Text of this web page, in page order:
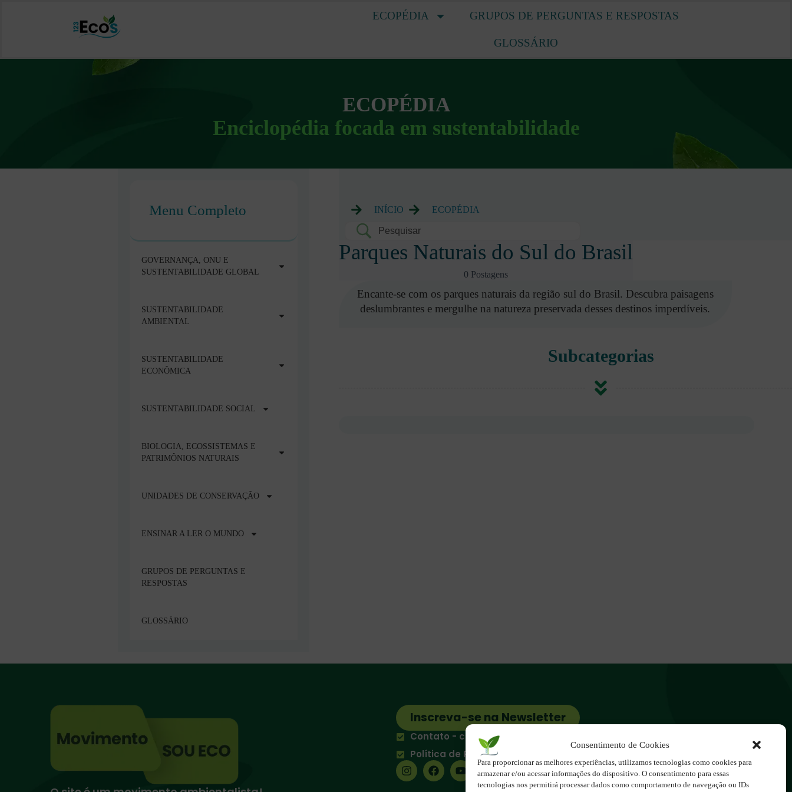
Consentimento de Cookies
Para proporcionar as melhores experiências, utilizamos tecnologias como cookies para
armazenar e/ou acessar informações do dispositivo. O consentimento para essas
tecnologias nos permitirá processar dados como comportamento de navegação ou IDs
ECOPÉDIA GRUPOS DE PERGUNTAS E RESPOSTAS
GLOSSÁRIO
ECOPÉDIA
Enciclopédia focada em sustentabilidade
Menu Completo
GOVERNANÇA, ONU E
SUSTENTABILIDADE GLOBAL
SUSTENTABILIDADE
AMBIENTAL
SUSTENTABILIDADE
ECONÔMICA
SUSTENTABILIDADE SOCIAL
BIOLOGIA, ECOSSISTEMAS E
PATRIMÔNIOS NATURAIS
UNIDADES DE CONSERVAÇÃO
ENSINAR A LER O MUNDO
GRUPOS DE PERGUNTAS E
RESPOSTAS
GLOSSÁRIO
INÍCIO ECOPÉDIA
Parques Naturais do Sul do Brasil
0 Postagens
Encante-se com os parques naturais da região sul do Brasil. Descubra paisagens
deslumbrantes e mergulhe na natureza preservada desses destinos imperdíveis.
Subcategorias
Inscreva-se na Newsletter
Contato - contato@123ecos.com.br
Política de Privacidade